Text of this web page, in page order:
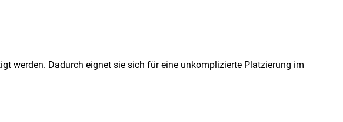
werden. Dadurch eignet sie sich für eine unkomplizierte Platzierung im